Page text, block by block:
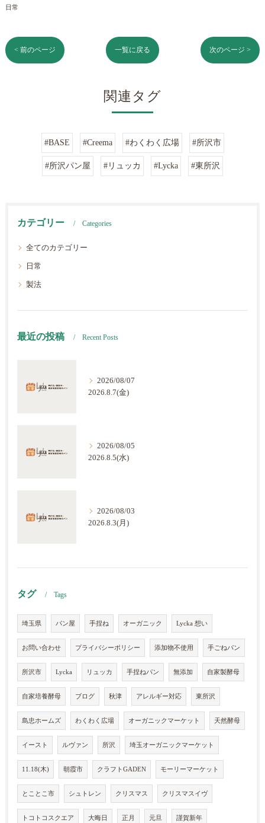
日常
< 前のページ 一覧に戻る 次のページ >
関連タグ
#BASE #Creema #わくわく広場 #所沢市
#所沢パン屋 #リュッカ #Lycka #東所沢
カテゴリー Categories
全てのカテゴリー
日常
製法
最近の投稿 Recent Posts
2026/08/07
2026.8.7(金)
2026/08/05
2026.8.5(水)
2026/08/03
2026.8.3(月)
タグ Tags
埼玉県 パン屋 手捏ね オーガニック Lycka 想い
お問い合わせ プライバシーポリシー 添加物不使用 手ごねパン
所沢市 Lycka リュッカ 手捏ねパン 無添加 自家製酵母
自家培養酵母 ブログ 秋津 アレルギー対応 東所沢
島忠ホームズ わくわく広場 オーガニックマーケット 天然酵母
イースト ルヴァン 所沢 埼玉オーガニックマーケット
11.18(木) 朝霞市 クラフトGADEN モーリーマーケット
とことこ市 シュトレン クリスマス クリスマスイヴ
トコトコスクエア 大晦日 正月 元旦 謹賀新年